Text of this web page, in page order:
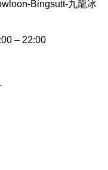
Bingsutt-九龍冰
– 22:00